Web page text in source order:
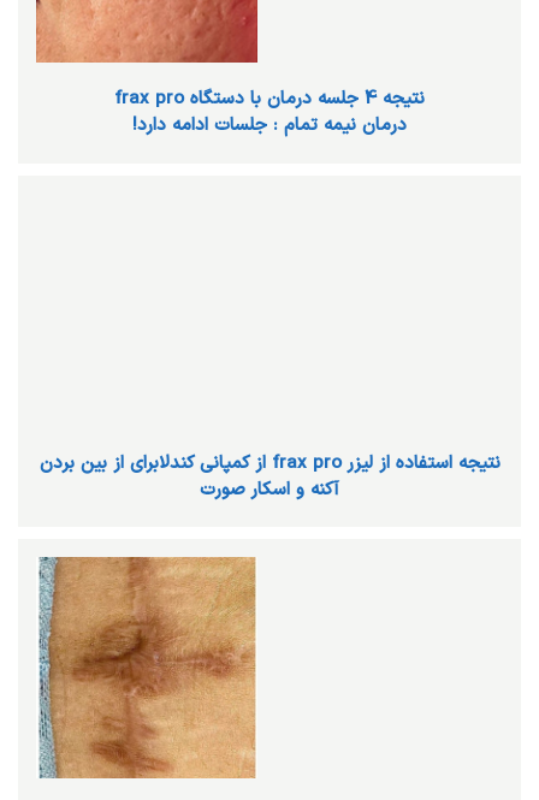
نتیجه 4 جلسه درمان با دستگاه frax pro
درمان نیمه تمام : جلسات ادامه دارد!
نتیجه استفاده از لیزر frax pro از کمپانی کندلابرای از بین بردن
آکنه و اسکار صورت